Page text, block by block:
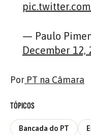
— Paulo
December 12,
Por PT na Câmara
TÓPICOS
Bancada do PT